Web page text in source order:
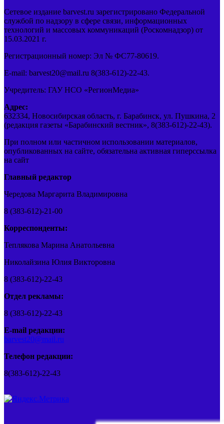
Сетевое издание barvest.ru зарегистрировано Федеральной
службой по надзору в сфере связи, информационных
технологий и массовых коммуникаций (Роскомнадзор) от
15.03.2021 г.
Регистрационный номер: Эл № ФС77-80619.
E-mail: barvest20@mail.ru 8(383-612)-22-43.
Учредитель: ГАУ НСО «РегионМедиа»
Адрес:
632334, Новосибирская область, г. Барабинск, ул. Пушкина, 2
(редакция газеты «Барабинский вестник», 8(383-612)-22-43).
При полном или частичном использовании материалов,
опубликованных на сайте, обязательна активная гиперссылка
на сайт
Главный редактор
Чередова Маргарита Владимировна
8 (383-612)-21-00
Корреспонденты:
Теплякова Марина Анатольевна
Николайзина Юлия Викторовна
8 (383-612)-22-43
Отдел рекламы:
8 (383-612)-22-43
E-mail редакции:
barvest20@mail.ru
Телефон редакции:
8(383-612)-22-43